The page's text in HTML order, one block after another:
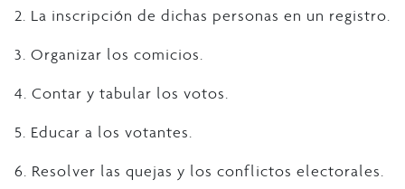
2. La inscripción de dichas personas en un registro.
3. Organizar los comicios.
4. Contar y tabular los votos.
5. Educar a los votantes.
6. Resolver las quejas y los conflictos electorales.